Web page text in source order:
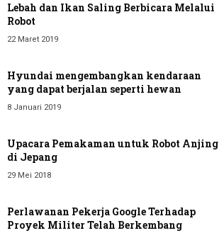
Lebah dan Ikan Saling Berbicara Melalui
Robot
22 Maret 2019
Hyundai mengembangkan kendaraan
yang dapat berjalan seperti hewan
8 Januari 2019
Upacara Pemakaman untuk Robot Anjing
di Jepang
29 Mei 2018
Perlawanan Pekerja Google Terhadap
Proyek Militer Telah Berkembang